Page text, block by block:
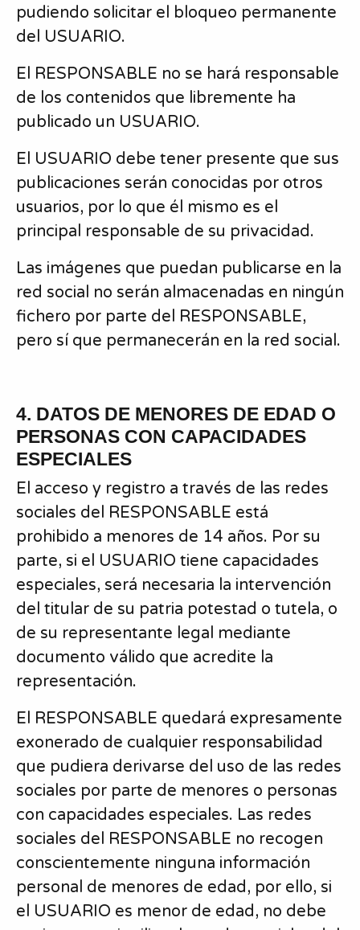
pudiendo solicitar el bloqueo permanente
del USUARIO.
El RESPONSABLE no se hará responsable
de los contenidos que libremente ha
publicado un USUARIO.
El USUARIO debe tener presente que sus
publicaciones serán conocidas por otros
usuarios, por lo que él mismo es el
principal responsable de su privacidad.
Las imágenes que puedan publicarse en la
red social no serán almacenadas en ningún
fichero por parte del RESPONSABLE,
pero sí que permanecerán en la red social.
4. DATOS DE MENORES DE EDAD O
PERSONAS CON CAPACIDADES
ESPECIALES
El acceso y registro a través de las redes
sociales del RESPONSABLE está
prohibido a menores de 14 años. Por su
parte, si el USUARIO tiene capacidades
especiales, será necesaria la intervención
del titular de su patria potestad o tutela, o
de su representante legal mediante
documento válido que acredite la
representación.
El RESPONSABLE quedará expresamente
exonerado de cualquier responsabilidad
que pudiera derivarse del uso de las redes
sociales por parte de menores o personas
con capacidades especiales. Las redes
sociales del RESPONSABLE no recogen
conscientemente ninguna información
personal de menores de edad, por ello, si
el USUARIO es menor de edad, no debe